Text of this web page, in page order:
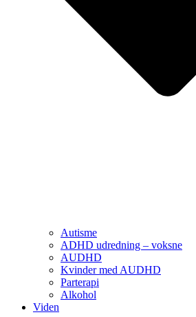
Autisme
ADHD udredning – voksne
AUDHD
Kvinder med AUDHD
Parterapi
Alkohol
Viden